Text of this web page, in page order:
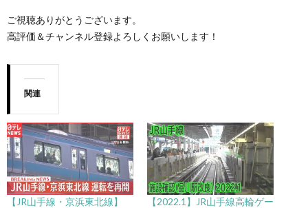
ご視聴ありがとうございます。
高評価＆チャンネル登録よろしくお願いします！
関連
【JR山手線・京浜東北線】
【2022.1】JR山手線高輪ゲー